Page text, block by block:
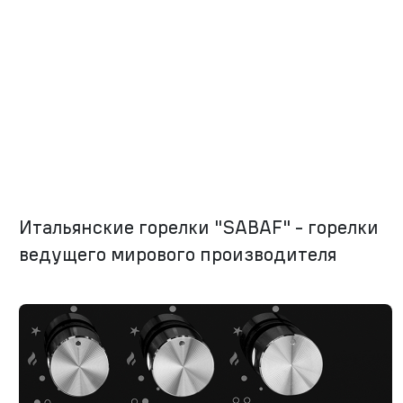
Итальянские горелки "SABAF" - горелки
ведущего мирового производителя